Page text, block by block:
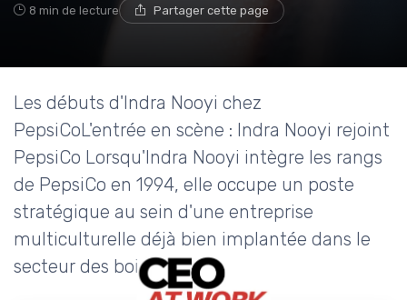
8 min de lecture Partager cette page
Les débuts d'Indra Nooyi chez
PepsiCoL'entrée en scène : Indra Nooyi rejoint
PepsiCo Lorsqu'Indra Nooyi intègre les rangs
de PepsiCo en 1994, elle occupe un poste
stratégique au sein d'une entreprise
multiculturelle déjà bien implantée dans le
secteur des boissons...